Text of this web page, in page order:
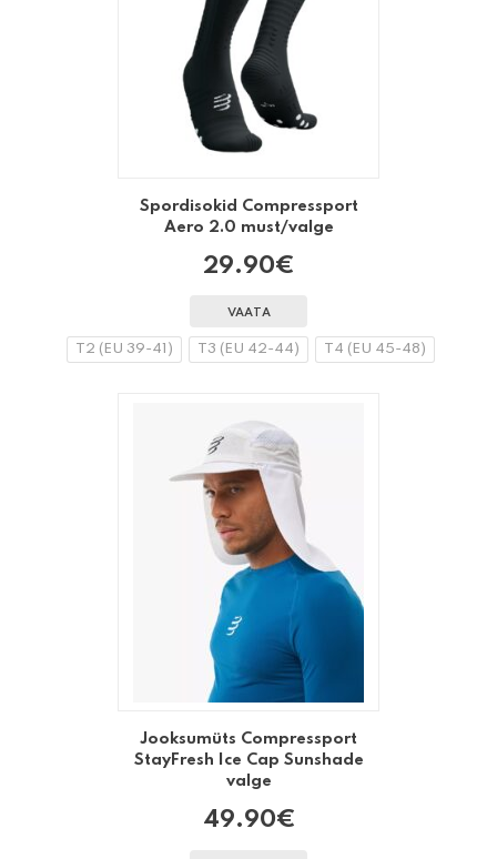
Spordisokid Compressport
Aero 2.0 must/valge
29.90€
VAATA
T2 (EU 39-41) T3 (EU 42-44) T4 (EU 45-48)
Jooksumüts Compressport
StayFresh Ice Cap Sunshade
valge
49.90€